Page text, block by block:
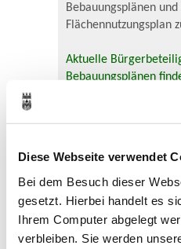
Diese Webseite verwendet
Bei dem Besuch dieser
gesetzt. Hierbei handelt es
Ihrem Computer abgelegt
verbleiben. Sie werden
Bebauungsplänen
Flächennutzungsplan
Aktuelle
Bebauungsplänen
Lebenslagen
Neu in Recklinghausen
Geburt
Sterbefall